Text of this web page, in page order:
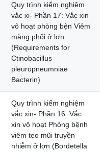
Quy trình kiểm nghiệm
vắc xi- Phần 17: Vắc xin
vô hoạt phòng bện Viêm
màng phổi ở lợn
(Requirements for
Ctinobacillus
pleuropneumniae
Bacterin)
Quy trình kiểm nghiệm
vắc xin- Phần 16: Vắc
xin vô hoạt Phòng bệnh
viêm teo mũi truyền
nhiễm ở lợn (Bordetella